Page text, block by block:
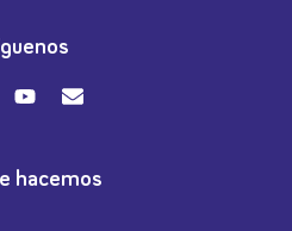
hacemos